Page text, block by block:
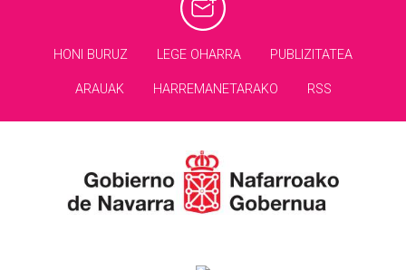
HONI BURUZ LEGE OHARRA PUBLIZITATEA
ARAUAK HARREMANETARAKO RSS